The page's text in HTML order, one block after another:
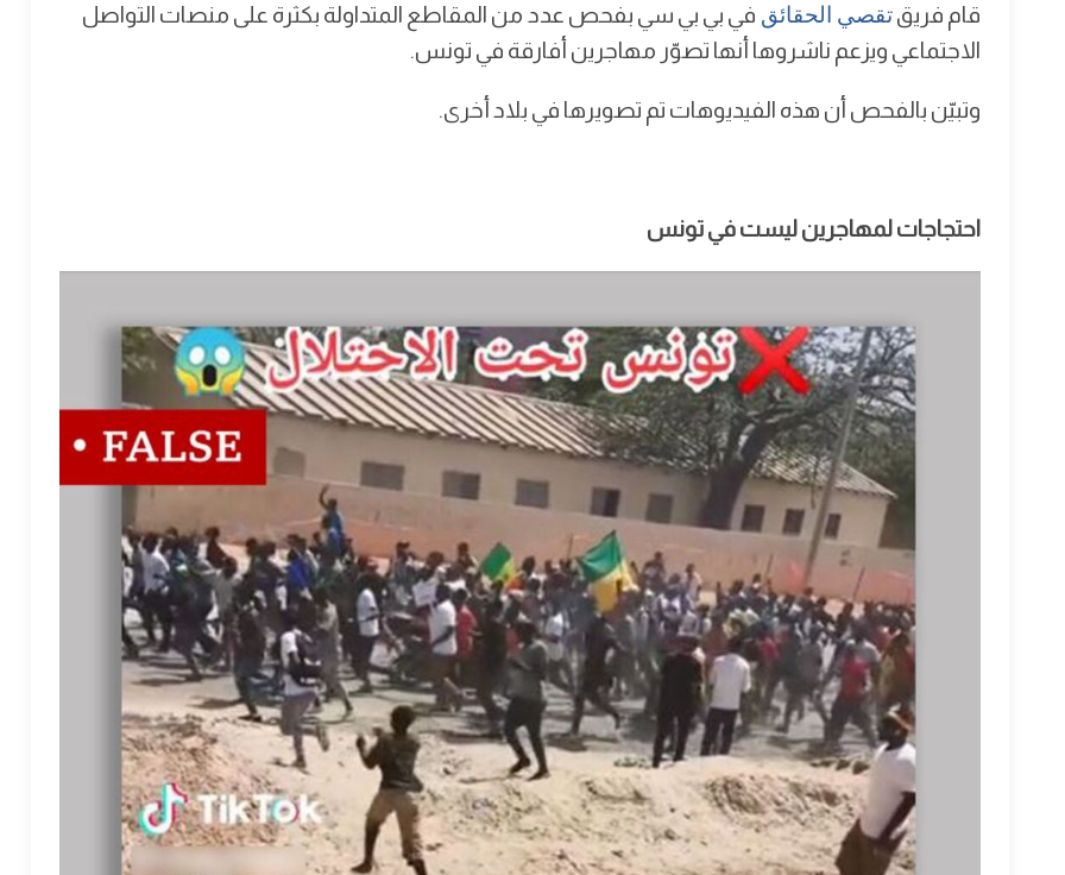
قام فريقتقصي الحقائق في بي بي سي بفحص عدد من المقاطع المتداولة بكثرة على منصات التواصل
الاجتماعي ويزعم ناشروها أنها تصوّر مهاجرين أفارقة في تونس.
وتبيّن بالفحص أن هذه الفيديوهات تم تصويرها في بلاد أخرى.
احتجاجات لمهاجرين ليست في تونس